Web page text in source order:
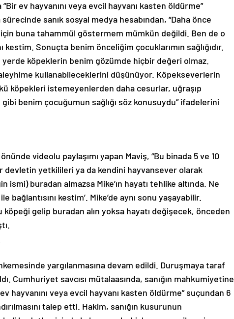
ev hayvanını veya evcil hayvanı kasten öldürme”
sanık sosyal medya hesabından, “Daha önce
için buna tahammül göstermem mümkün değildi. Ben de o
kestim. Sonuçta benim önceliğim çocuklarımın sağlığıdır.
yerde köpeklerin benim gözümde hiçbir değeri olmaz.
kullanabileceklerini düşünüyor. Köpekseverlerin
köpekleri istemeyenlerden daha cesurlar, uğraşıp
benim çocuğumun sağlığı söz konusuydu” ifadelerini
videolu paylaşımı yapan Maviş, “Bu binada 5 ve 10
devletin yetkilileri ya da kendini hayvansever olarak
ismi) buradan almazsa Mike’ın hayatı tehlike altında. Ne
bağlantısını kestim’. Mike’de aynı sonu yaşayabilir.
gelip buradan alın yoksa hayatı değişecek, önceden
yargılanmasına devam edildi. Duruşmaya taraf
Cumhuriyet savcısı mütalaasında, sanığın mahkumiyetine
hayvanını veya evcil hayvanı kasten öldürme” suçundan 6
talep etti. Hakim, sanığın kusurunun